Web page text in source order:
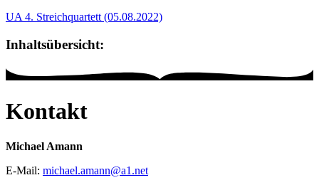
UA 4. Streichquartett (05.08.2022)
Inhaltsübersicht:
Kontakt
Michael Amann
E-Mail: michael.amann@a1 .net